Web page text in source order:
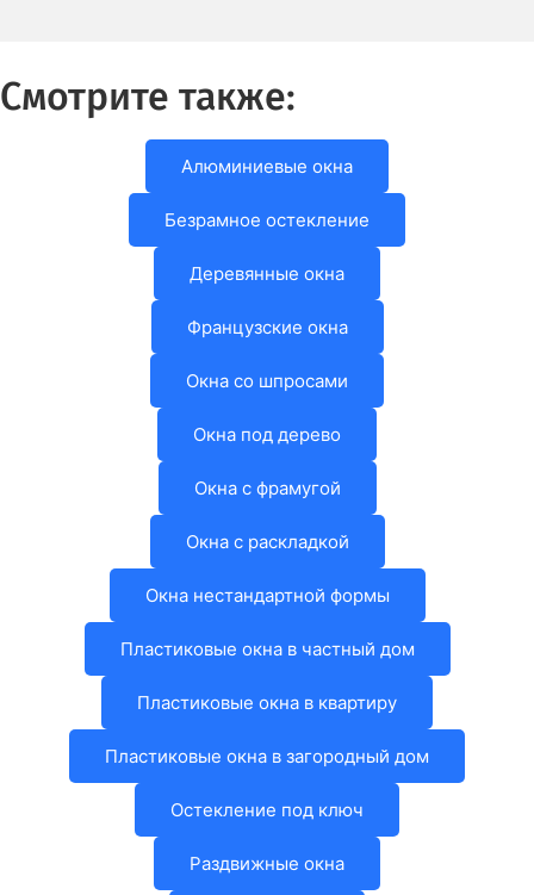
Смотрите также:
Алюминиевые окна
Безрамное остекление
Деревянные окна
Французские окна
Окна со шпросами
Окна под дерево
Окна с фрамугой
Окна с раскладкой
Окна нестандартной формы
Пластиковые окна в частный дом
Пластиковые окна в квартиру
Пластиковые окна в загородный дом
Остекление под ключ
Раздвижные окна